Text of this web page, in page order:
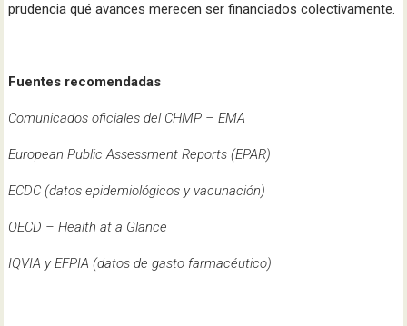
prudencia qué avances merecen ser financiados colectivamente.
Fuentes recomendadas
Comunicados oficiales del CHMP – EMA
European Public Assessment Reports (EPAR)
ECDC (datos epidemiológicos y vacunación)
OECD – Health at a Glance
IQVIA y EFPIA (datos de gasto farmacéutico)